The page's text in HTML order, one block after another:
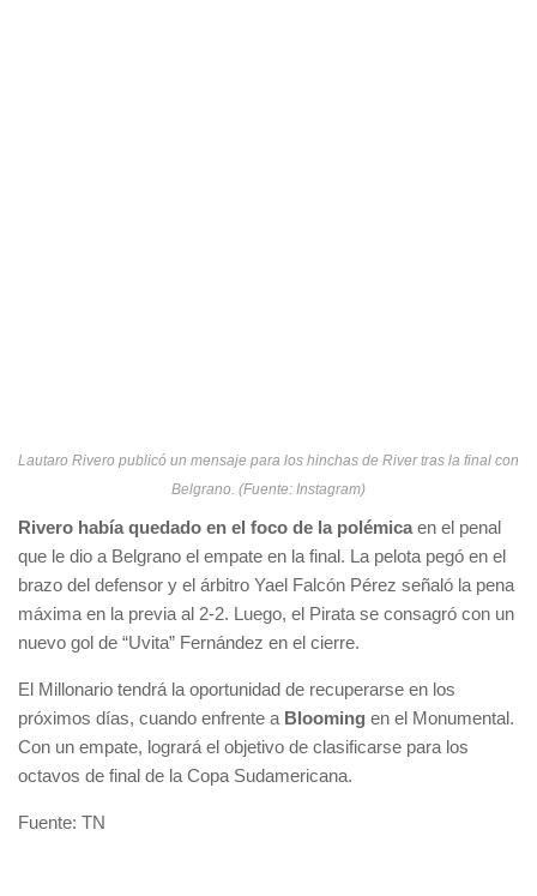
Lautaro Rivero publicó un mensaje para los hinchas de River tras la final con
Belgrano. (Fuente: Instagram)
Rivero había quedado en el foco de la polémica en el penal
que le dio a Belgrano el empate en la final. La pelota pegó en el
brazo del defensor y el árbitro Yael Falcón Pérez señaló la pena
máxima en la previa al 2-2. Luego, el Pirata se consagró con un
nuevo gol de “Uvita” Fernández en el cierre.
El Millonario tendrá la oportunidad de recuperarse en los
próximos días, cuando enfrente a Blooming en el Monumental.
Con un empate, logrará el objetivo de clasificarse para los
octavos de final de la Copa Sudamericana.
Fuente: TN